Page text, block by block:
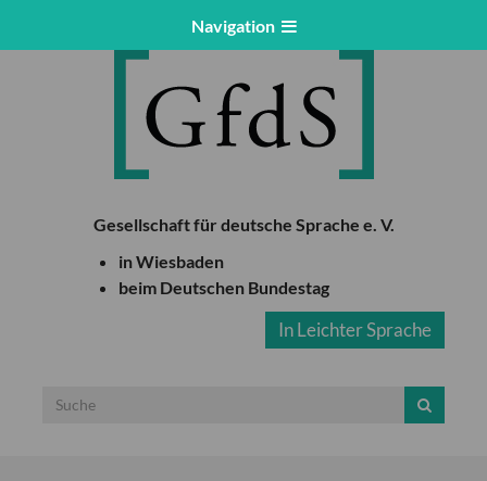
Navigation
Gesellschaft für deutsche Sprache e. V.
in Wiesbaden
beim Deutschen Bundestag
In Leichter Sprache